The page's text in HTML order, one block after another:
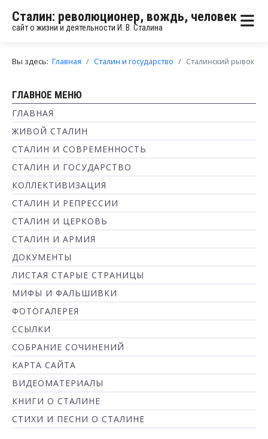
Сталин: революционер, вождь, человек
сайт о жизни и деятельности И. В. Сталина
Вы здесь: Главная Сталин и государство Сталинский рывок
ГЛАВНОЕ МЕНЮ
ГЛАВНАЯ
ЖИВОЙ СТАЛИН
СТАЛИН И СОВРЕМЕННОСТЬ
СТАЛИН И ГОСУДАРСТВО
КОЛЛЕКТИВИЗАЦИЯ
СТАЛИН И РЕПРЕССИИ
СТАЛИН И ЦЕРКОВЬ
СТАЛИН И АРМИЯ
ДОКУМЕНТЫ
ЛИСТАЯ СТАРЫЕ СТРАНИЦЫ
МИФЫ И ФАЛЬШИВКИ
ФОТОГАЛЕРЕЯ
ССЫЛКИ
СОБРАНИЕ СОЧИНЕНИЙ
КАРТА САЙТА
ВИДЕОМАТЕРИАЛЫ
КНИГИ О СТАЛИНЕ
СТИХИ И ПЕСНИ О СТАЛИНЕ